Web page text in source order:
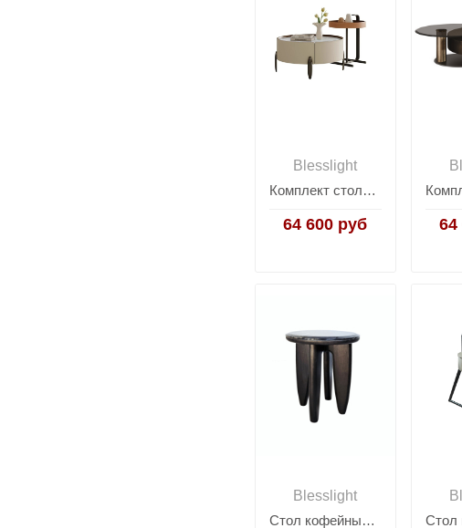
Blesslight
Комплект столов JY-481
64 600 руб 64
Blesslight
Стол кофейный SC125C